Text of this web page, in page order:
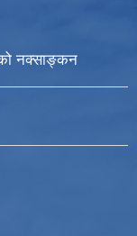
नक्साङ्कन